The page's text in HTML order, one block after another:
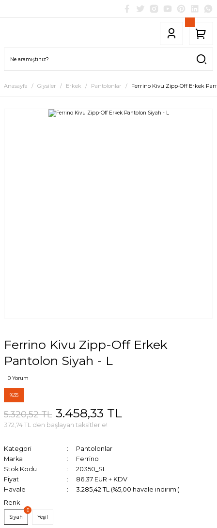
Anasayfa Giysiler Erkek Pantolonlar Ferrino Kivu Zipp-Off Erkek
Ferrino Kivu Zipp-Off Erkek
Pantolon Siyah - L
0 Yorum
%35
5.320,52 TL 3.458,33 TL
372,74 TL den başlayan taksitlerle!
Kategori
Pantolonlar
Marka
Ferrino
Stok Kodu
20350_SL
Fiyat
86,37 EUR + KDV
Havale
3.285,42 TL (%5,00 havale indirimi)
Renk
Siyah Yeşil